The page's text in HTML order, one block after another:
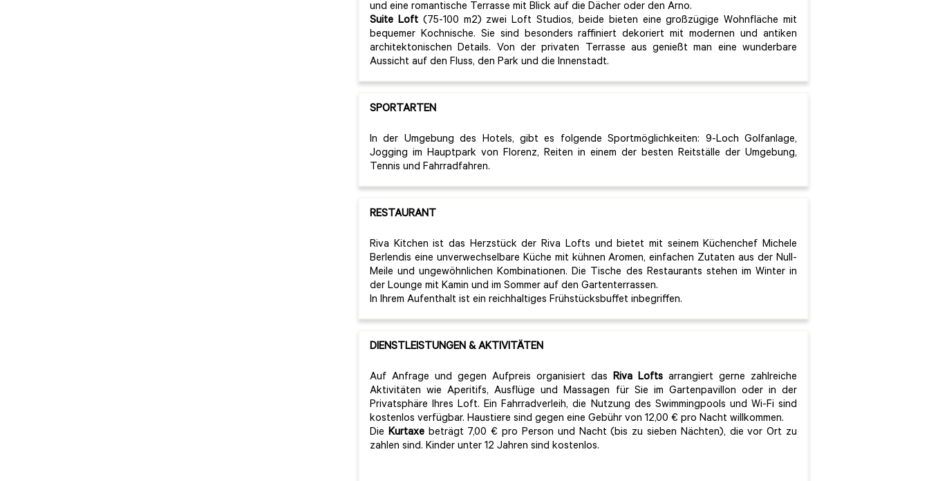
und eine romantische Terrasse mit Blick auf die Dächer oder den Arno.
Suite Loft (75-100 m2) zwei Loft Studios, beide bieten eine großzügige Wohnfläche mit
bequemer Kochnische. Sie sind besonders raffiniert dekoriert mit modernen und antiken
architektonischen Details. Von der privaten Terrasse aus genießt man eine wunderbare
Aussicht auf den Fluss, den Park und die Innenstadt.
SPORTARTEN
In der Umgebung des Hotels, gibt es folgende Sportmöglichkeiten: 9-Loch Golfanlage,
Jogging im Hauptpark von Florenz, Reiten in einem der besten Reitställe der Umgebung,
Tennis und Fahrradfahren.
RESTAURANT
Riva Kitchen ist das Herzstück der Riva Lofts und bietet mit seinem Küchenchef Michele
Berlendis eine unverwechselbare Küche mit kühnen Aromen, einfachen Zutaten aus der Null-
Meile und ungewöhnlichen Kombinationen. Die Tische des Restaurants stehen im Winter in
der Lounge mit Kamin und im Sommer auf den Gartenterrassen.
In Ihrem Aufenthalt ist ein reichhaltiges Frühstücksbuffet inbegriffen.
DIENSTLEISTUNGEN & AKTIVITÄTEN
Auf Anfrage und gegen Aufpreis organisiert das Riva Lofts arrangiert gerne zahlreiche
Aktivitäten wie Aperitifs, Ausflüge und Massagen für Sie im Gartenpavillon oder in der
Privatsphäre Ihres Loft. Ein Fahrradverleih, die Nutzung des Swimmingpools und Wi-Fi sind
kostenlos verfügbar. Haustiere sind gegen eine Gebühr von 12,00 € pro Nacht willkommen.
Die Kurtaxebeträgt 7,00 € pro Person und Nacht (bis zu sieben Nächten), die vor Ort zu
zahlen sind. Kinder unter 12 Jahren sind kostenlos.